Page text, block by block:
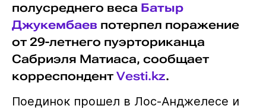
полусреднего веса Батыр
Джукембаев потерпел поражение
от 29-летнего пуэрториканца
Сабриэля Матиаса, сообщает
корреспондент Vesti.kz.
Поединок прошел в Лос-Анджелесе и